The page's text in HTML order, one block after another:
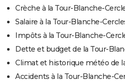
Crèche à la Tour-Blanche-
Salaire à la Tour-Blanche-
Impôts à la Tour-Blanche-
Dette et budget de la Tour-
Climat et historique météo de
Accidents à la Tour-Blanche-